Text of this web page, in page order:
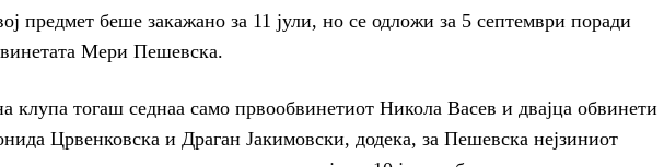
предмет беше закажано за 11 јули, но се одложи за 5 септември поради
Мери Пешевска.
клупа тогаш седнаа само првообвинетиот Никола Васев и двајца обвинети
Црвенковска и Драган Јакимовски, додека, за Пешевска нејзиниот